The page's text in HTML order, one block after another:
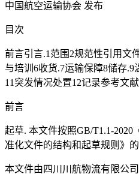
中国航空运输协会 发布
目次
前言引言.1范围2规范性引用文
与培训6收货.7运输保障8储存.9
11突发情况处置12记录参考文献
前言
起草. 本文件按照GB/T1.1-
准化文件的结构和起草规则》
本文件由四川川航物流有限公